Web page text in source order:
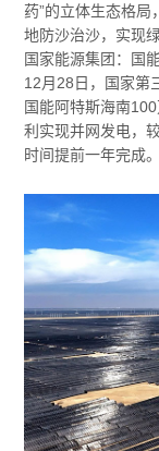
药”的立体生态格
地防沙治沙，实现
国家能源集团：国
12月28日，国家
国能阿特斯海南
利实现并网发电，
时间提前一年完成。